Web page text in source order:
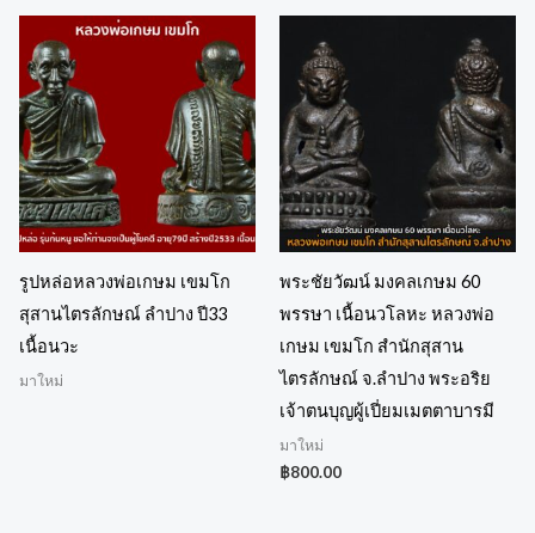
รูปหล่อหลวงพ่อเกษม เขมโก
สุสานไตรลักษณ์ ลำปาง ปี33
เนื้อนวะ
มาใหม่
พระชัยวัฒน์ มงคลเกษม 60
พรรษา เนื้อนวโลหะ หลวงพ่อ
เกษม เขมโก สำนักสุสาน
ไตรลักษณ์ จ.ลำปาง พระอริย
เจ้าตนบุญผู้เปี่ยมเมตตาบารมี
มาใหม่
฿800.00